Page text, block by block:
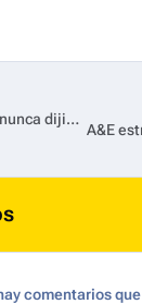
'Jesse & Joy: lo que nunca dijimos', llega el 25 de septiembre a HBO Max
comentarios